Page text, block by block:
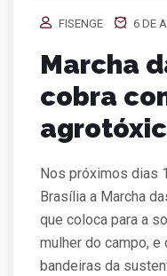
FISENGE 6 DE
Marcha
cobra
Nos próximos dias
Brasília a Marcha
que coloca para a
mulher do campo, e
bandeiras da